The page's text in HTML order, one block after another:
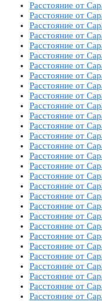
Расстояние от
Расстояние от
Расстояние от
Расстояние от
Расстояние от
Расстояние от
Расстояние от
Расстояние от
Расстояние от
Расстояние от
Расстояние от
Расстояние от
Расстояние от
Расстояние от
Расстояние от
Расстояние от
Расстояние от
Расстояние от
Расстояние от
Расстояние от
Расстояние от
Расстояние от
Расстояние от
Расстояние от
Расстояние от
Расстояние от
Расстояние от
Расстояние от
Расстояние от
Расстояние от